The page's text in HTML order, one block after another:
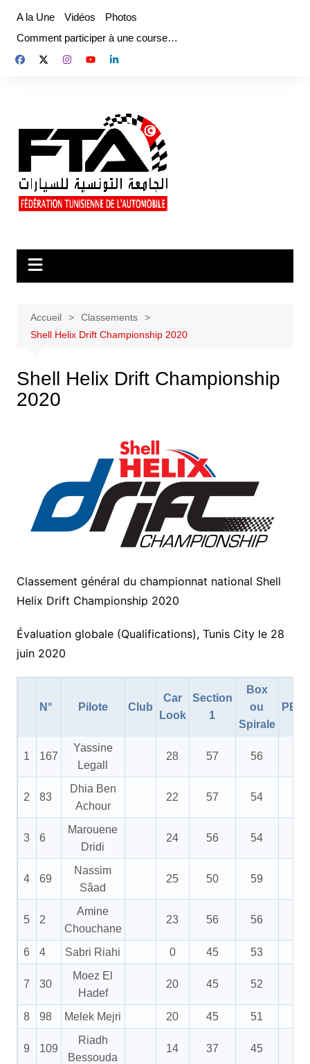
contenu
A la Une Vidéos
Photos
Comment participer à une course…
Accueil
Classements
Shell Helix Drift Championship 2020
Shell Helix Drift Championship
2020
Classement général du championnat national Shell
Helix Drift Championship 2020
Évaluation globale (Qualifications), Tunis City le 28
juin 2020
N° Pilote Club
Car
Look
Section
1
Box
ou
Spirale
1 167
Yassine
Legall
28 57 56
2 83
Dhia Ben
Achour
22 57 54
3 6
Marouene
Dridi
24 56 54
4 69
Nassim
Sâad
25 50 59
5 2
Amine
Chouchane
23 56 56
6 4 Sabri Riahi 0 45 53
7 30
Moez El
Hadef
20 45 52
8 98 Melek Mejri 20 45 51
9 109
Riadh
Bessouda
14 37 45